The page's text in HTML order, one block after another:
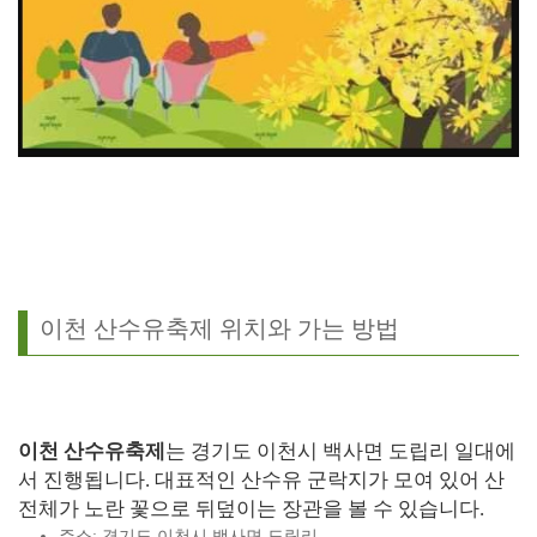
이천 산수유축제 위치와 가는 방법
이천 산수유축제 는 경기도 이천시 백사면 도립리 일대에
서 진행됩니다. 대표적인 산수유 군락지가 모여 있어 산
전체가 노란 꽃으로 뒤덮이는 장관을 볼 수 있습니다.